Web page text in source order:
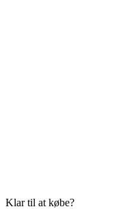
Klar til at købe?